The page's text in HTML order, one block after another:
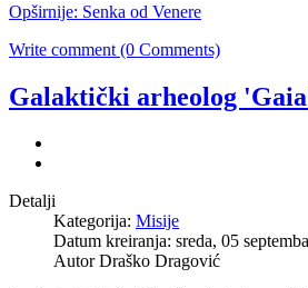
Opširnije: Senka od Venere
Write comment (0 Comments)
Galaktički arheolog
Detalji
Kategorija: Misije
Datum kreiranja: sreda, 05
AutorDraško Dragović